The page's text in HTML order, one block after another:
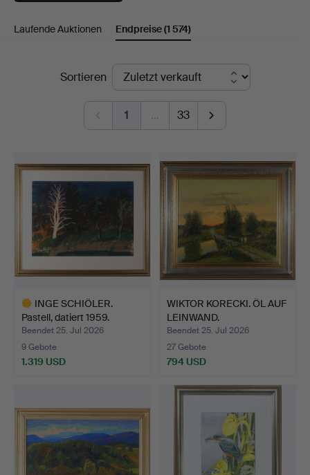
Lysekils
Auktionsbyrå
Laufende Auktionen Endpreise(1 574)
EndpreiseSortieren
1 … 33
INGE SCHIÖLER.
Pastell, datiert 1959.
Beendet 25. Jul 2026
9 Gebote
1.319 USD
WIKTOR KORECKI. ÖL AUF
LEINWAND.
Beendet 25. Jul 2026
27 Gebote
794 USD